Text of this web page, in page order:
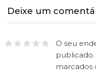
Deixe um
O seu
publicado.
marcados